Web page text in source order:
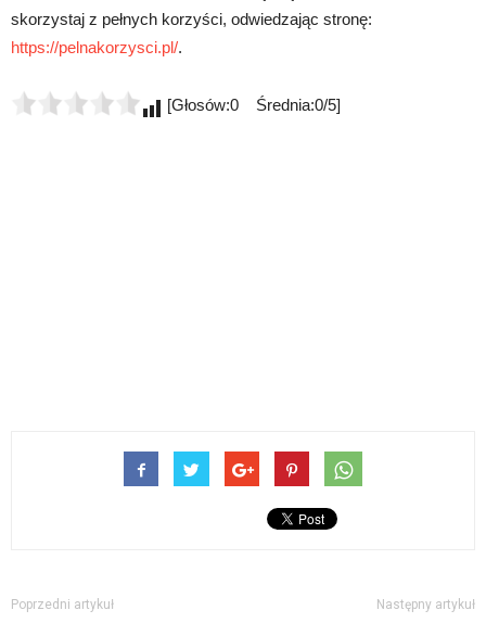
skorzystaj z pełnych korzyści, odwiedzając stronę:
https://pelnakorzysci.pl/.
[Głosów:0 Średnia:0/5]
Poprzedni artykuł Następny artykuł